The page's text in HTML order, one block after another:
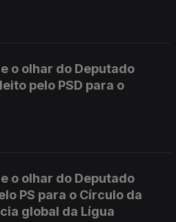
o olhar do Deputado
pelo PSD para o
o olhar do Deputado
PS para o Círculo da
global da Lígua